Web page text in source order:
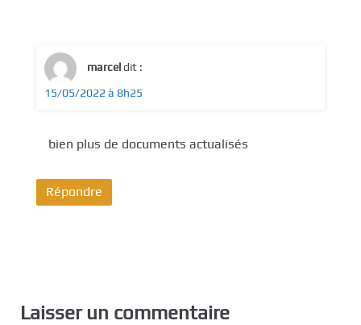
marceldit :
15/05/2022 à 8h25
bien plus de documents actualisés
Répondre
Laisser un commentaire